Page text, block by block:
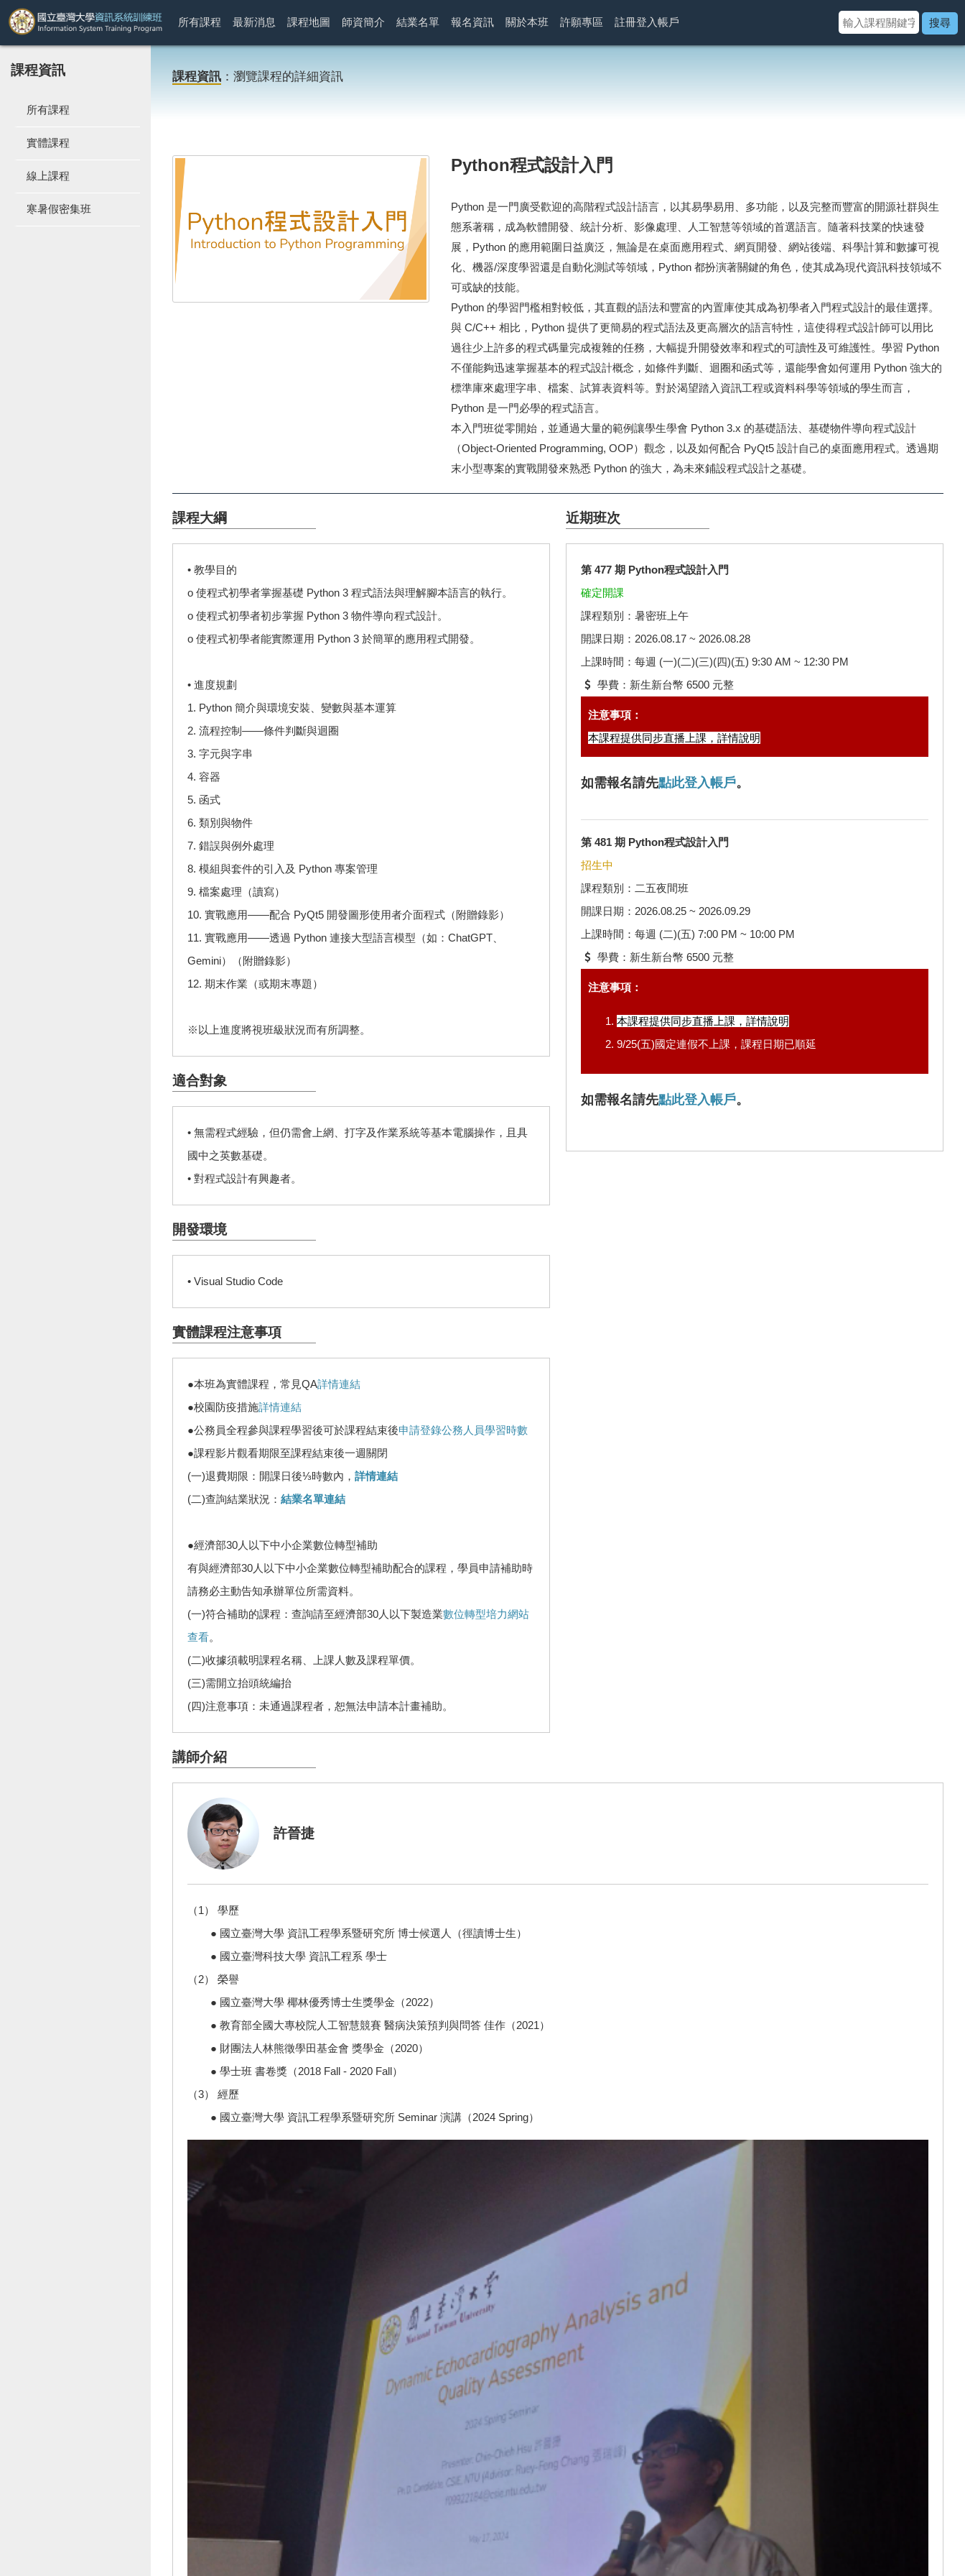
所有課程 最新消息 課程地圖 師資簡介 結業名單 報名資訊 關於本班 許願專區 註冊登入帳戶 搜尋
課程資訊
所有課程
實體課程
線上課程
寒暑假密集班
課程資訊 ：瀏覽課程的詳細資訊
Python程式設計入門
Python 是一門廣受歡迎的高階程式設計語言，以其易學易用、多功能，以及完整而豐富的開源社群與生
態系著稱，成為軟體開發、統計分析、影像處理、人工智慧等領域的首選語言。隨著科技業的快速發
展，Python 的應用範圍日益廣泛，無論是在桌面應用程式、網頁開發、網站後端、科學計算和數據可視
化、機器/深度學習還是自動化測試等領域，Python 都扮演著關鍵的角色，使其成為現代資訊科技領域不
可或缺的技能。
Python 的學習門檻相對較低，其直觀的語法和豐富的內置庫使其成為初學者入門程式設計的最佳選擇。
與 C/C++ 相比，Python 提供了更簡易的程式語法及更高層次的語言特性，這使得程式設計師可以用比
過往少上許多的程式碼量完成複雜的任務，大幅提升開發效率和程式的可讀性及可維護性。學習 Python
不僅能夠迅速掌握基本的程式設計概念，如條件判斷、迴圈和函式等，還能學會如何運用 Python 強大的
標準庫來處理字串、檔案、試算表資料等。對於渴望踏入資訊工程或資料科學等領域的學生而言，
Python 是一門必學的程式語言。
本入門班從零開始，並通過大量的範例讓學生學會 Python 3.x 的基礎語法、基礎物件導向程式設計
（Object-Oriented Programming, OOP）觀念，以及如何配合 PyQt5 設計自己的桌面應用程式。透過期
末小型專案的實戰開發來熟悉 Python 的強大，為未來鋪設程式設計之基礎。
課程大綱
• 教學目的
o 使程式初學者掌握基礎 Python 3 程式語法與理解腳本語言的執行。
o 使程式初學者初步掌握 Python 3 物件導向程式設計。
o 使程式初學者能實際運用 Python 3 於簡單的應用程式開發。
• 進度規劃
1. Python 簡介與環境安裝、變數與基本運算
2. 流程控制——條件判斷與迴圈
3. 字元與字串
4. 容器
5. 函式
6. 類別與物件
7. 錯誤與例外處理
8. 模組與套件的引入及 Python 專案管理
9. 檔案處理（讀寫）
10. 實戰應用——配合 PyQt5 開發圖形使用者介面程式（附贈錄影）
11. 實戰應用——透過 Python 連接大型語言模型（如：ChatGPT、
Gemini）（附贈錄影）
12. 期末作業（或期末專題）
※以上進度將視班級狀況而有所調整。
適合對象
• 無需程式經驗，但仍需會上網、打字及作業系統等基本電腦操作，且具
國中之英數基礎。
• 對程式設計有興趣者。
開發環境
• Visual Studio Code
實體課程注意事項
●本班為實體課程，常見QA詳情連結
●校園防疫措施詳情連結
●公務員全程參與課程學習後可於課程結束後申請登錄公務人員學習時數
●課程影片觀看期限至課程結束後一週關閉
(一)退費期限：開課日後⅓時數內， 詳情連結
(二)查詢結業狀況： 結業名單連結
●經濟部30人以下中小企業數位轉型補助
有與經濟部30人以下中小企業數位轉型補助配合的課程，學員申請補助時
請務必主動告知承辦單位所需資料。
(一)符合補助的課程：查詢請至經濟部30人以下製造業數位轉型培力網站
查看。
(二)收據須載明課程名稱、上課人數及課程單價。
(三)需開立抬頭統編抬
(四)注意事項：未通過課程者，恕無法申請本計畫補助。
近期班次
第 477 期 Python程式設計入門
確定開課
課程類別：暑密班上午
開課日期：2026.08.17 ~ 2026.08.28
上課時間：每週 (一)(二)(三)(四)(五) 9:30 AM ~ 12:30 PM
學費：新生新台幣 6500 元整
注意事項：
本課程提供同步直播上課， 詳情說明
如需報名請先點此登入帳戶。
第 481 期 Python程式設計入門
招生中
課程類別：二五夜間班
開課日期：2026.08.25 ~ 2026.09.29
上課時間：每週 (二)(五) 7:00 PM ~ 10:00 PM
學費：新生新台幣 6500 元整
注意事項：
本課程提供同步直播上課， 詳情說明
9/25(五)國定連假不上課，課程日期已順延
如需報名請先點此登入帳戶。
講師介紹
許晉捷
（1） 學歷
● 國立臺灣大學 資訊工程學系暨研究所 博士候選人（徑讀博士生）
● 國立臺灣科技大學 資訊工程系 學士
（2） 榮譽
● 國立臺灣大學 椰林優秀博士生獎學金（2022）
● 教育部全國大專校院人工智慧競賽 醫病決策預判與問答 佳作（2021）
● 財團法人林熊徵學田基金會 獎學金（2020）
● 學士班 書卷獎（2018 Fall - 2020 Fall）
（3） 經歷
● 國立臺灣大學 資訊工程學系暨研究所 Seminar 演講（2024 Spring）